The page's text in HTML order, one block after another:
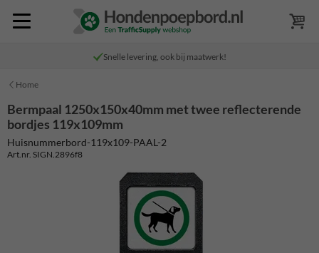
Snelle levering, ook bij maatwerk!
Home
Bermpaal 1250x150x40mm met twee reflecterende
bordjes 119x109mm
Huisnummerbord-119x109-PAAL-2
Art.nr. SIGN.2896f8